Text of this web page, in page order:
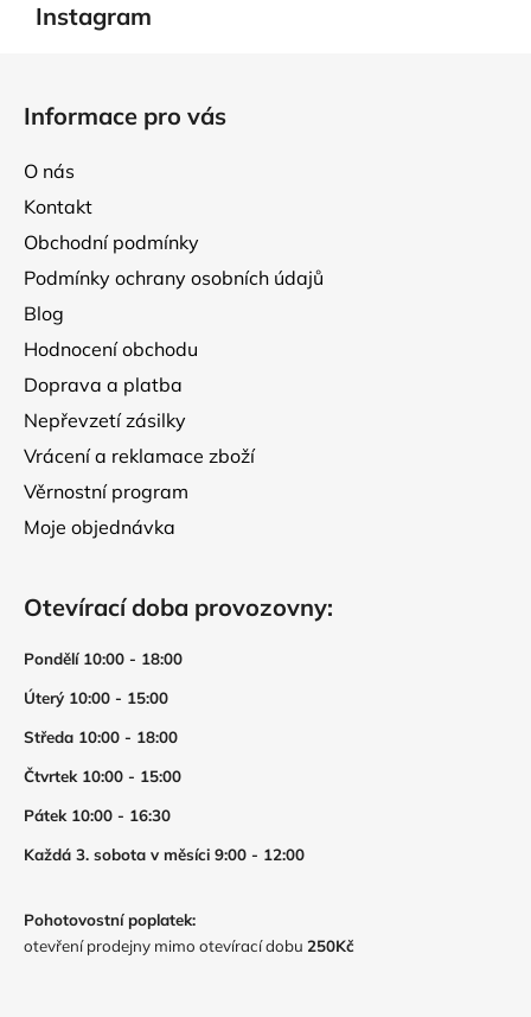
Instagram
Informace pro vás
O nás
Kontakt
Obchodní podmínky
Podmínky ochrany osobních údajů
Blog
Hodnocení obchodu
Doprava a platba
Nepřevzetí zásilky
Vrácení a reklamace zboží
Věrnostní program
Moje objednávka
Otevírací doba provozovny:
Pondělí 10:00 - 18:00
Úterý 10:00 - 15:00
Středa 10:00 - 18:00
Čtvrtek 10:00 - 15:00
Pátek 10:00 - 16:30
Každá 3. sobota v měsíci 9:00 - 12:00
Pohotovostní poplatek:
otevření prodejny mimo otevírací dobu 250Kč